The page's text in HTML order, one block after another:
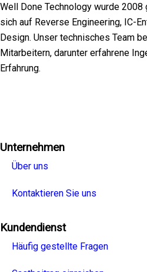
Well Done Technology wurde
sich auf Reverse Engineering, IC-
Design. Unser technisches Team
Mitarbeitern, darunter erfahrene
Erfahrung.
Unternehmen
Über uns
Kontaktieren Sie uns
Kundendienst
Häufig gestellte Fragen